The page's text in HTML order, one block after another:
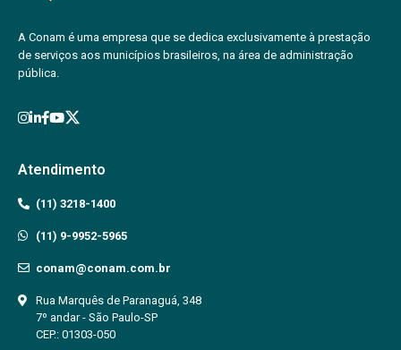
A Conam é uma empresa que se dedica exclusivamente à prestação
de serviços aos municípios brasileiros, na área de administração
pública.
Atendimento
(11) 3218-1400
(11) 9-9952-5965
conam@conam.com.br
Rua Marquês de Paranaguá, 348
7º andar - São Paulo-SP
CEP.: 01303-050